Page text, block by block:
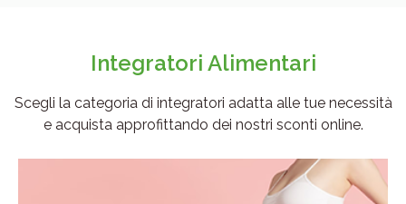
Integratori Alimentari
Scegli la categoria di integratori adatta alle tue necessità
e acquista approfittando dei nostri sconti online.